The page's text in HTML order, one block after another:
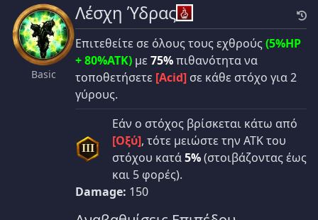
Basic
Λέσχη Ύδρας
Επιτεθείτε σε όλους τους εχθρούς(5%HP
+ 80%ATK) με 75%πιθανότητα να
τοποθετήσετε [Acid] σε κάθε στόχο για 2
γύρους.
III
Εάν ο στόχος βρίσκεται κάτω από
[Οξύ], τότε μειώστε την ATK του
στόχου κατά5%(στοιβάζοντας έως
και 5 φορές).
Damage: 150